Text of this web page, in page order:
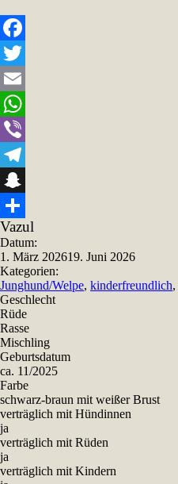
Facebook
Twitter
Email
WhatsApp
Viber
Telegram
Snapchat
Teilen
Vazul
Datum:
1. März 202619. Juni 2026
Kategorien:
Junghund/Welpe, kinderfreundlich,
Geschlecht
Rüde
Rasse
Mischling
Geburtsdatum
ca. 11/2025
Farbe
schwarz-braun mit weißer Brust
verträglich mit Hündinnen
ja
verträglich mit Rüden
ja
verträglich mit Kindern